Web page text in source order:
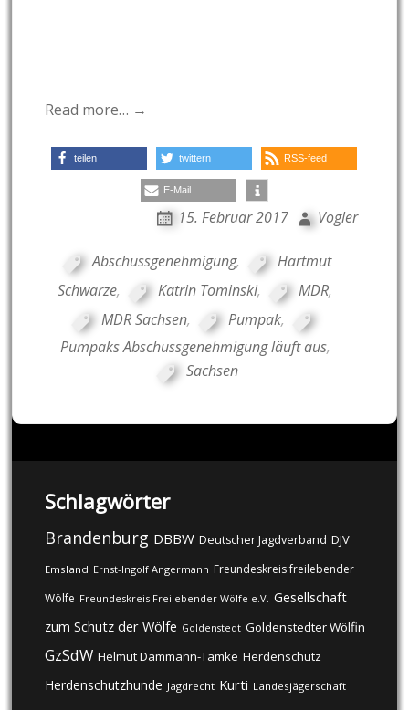
Read more… →
teilen twittern RSS-feed
E-Mail
15. Februar 2017 Vogler
Abschussgenehmigung,
Hartmut
Schwarze, Katrin Tominski, MDR,
MDR Sachsen, Pumpak,
Pumpaks Abschussgenehmigung läuft aus,
Sachsen
Schlagwörter
Brandenburg DBBW Deutscher Jagdverband DJV
Emsland Ernst-Ingolf Angermann Freundeskreis freilebender
Wölfe Freundeskreis Freilebender Wölfe e.V. Gesellschaft
zum Schutz der Wölfe Goldenstedt Goldenstedter Wölfin
GzSdW Helmut Dammann-Tamke Herdenschutz
Herdenschutzhunde Jagdrecht Kurti Landesjägerschaft